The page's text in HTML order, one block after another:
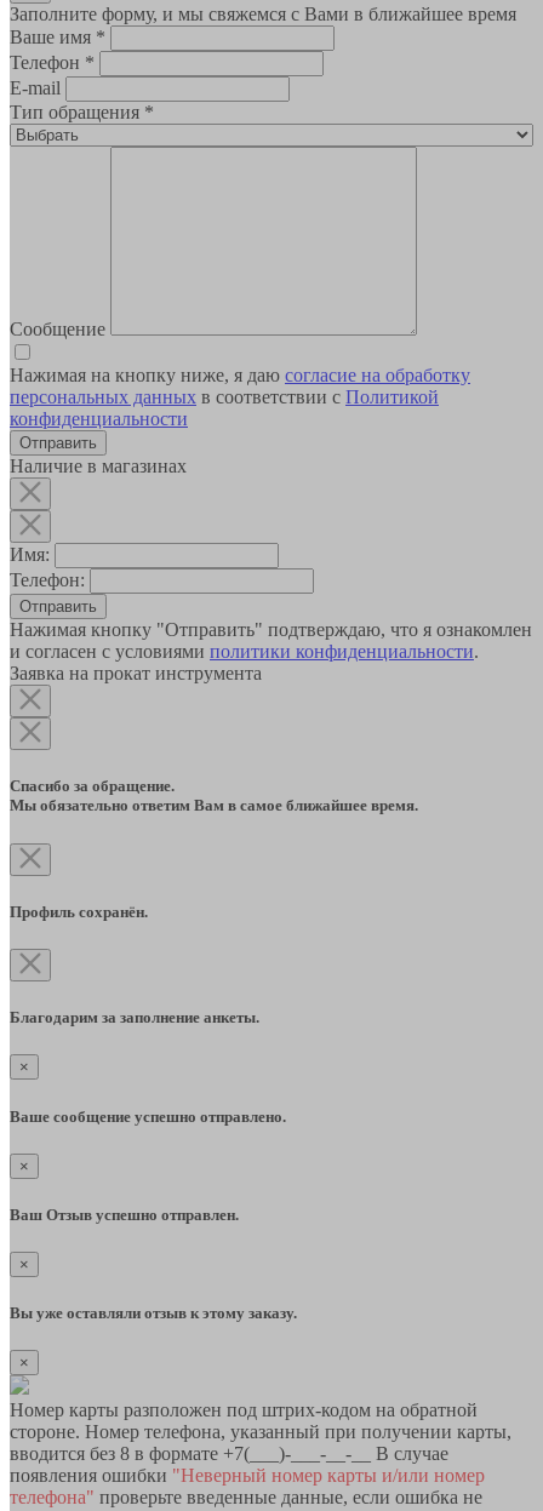
Заполните форму, и мы свяжемся с Вами в ближайшее время
Ваше имя *
Телефон *
E-mail
Тип обращения *
Сообщение
Нажимая на кнопку ниже, я даю согласие на обработку
персональных данных в соответствии с Политикой
конфиденциальности
Наличие в магазинах
Имя:
Телефон:
Отправить
Нажимая кнопку "Отправить" подтверждаю, что я ознакомлен
и согласен с условиями политики конфиденциальности.
Заявка на прокат инструмента
Спасибо за обращение.
Мы обязательно ответим Вам в самое ближайшее время.
Профиль сохранён.
Благодарим за заполнение анкеты.
×
Ваше сообщение успешно отправлено.
×
Ваш Отзыв успешно отправлен.
×
Вы уже оставляли отзыв к этому заказу.
×
Номер карты разположен под штрих-кодом на обратной
стороне. Номер телефона, указанный при получении карты,
вводится без 8 в формате +7(___)-___-__-__ В случае
появления ошибки "Неверный номер карты и/или номер
телефона" проверьте введенные данные, если ошибка не